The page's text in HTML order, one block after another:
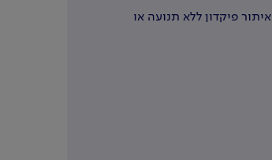
איתור פיקדון ללא תנועה או